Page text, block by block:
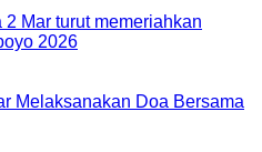
Mar turut memeriahkan
2026
Melaksanakan Doa Bersama